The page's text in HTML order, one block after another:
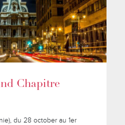
Chapitre
du 28 october au 1er